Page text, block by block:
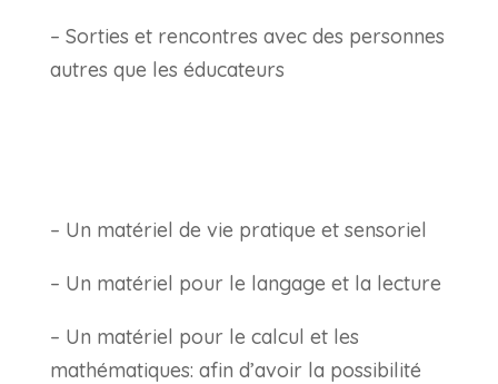
– Sorties et rencontres avec des personnes
autres que les éducateurs
– Un matériel de vie pratique et sensoriel
– Un matériel pour le langage et la lecture
– Un matériel pour le calcul et les
mathématiques: afin d’avoir la possibilité